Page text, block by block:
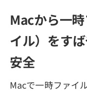
Macから一
イル）をす
安全
Macで一時ファイ